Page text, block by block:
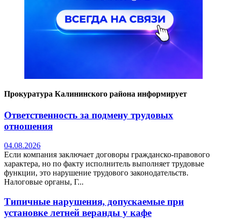
Прокуратура Калининского района информирует
Ответственность за подмену трудовых
отношения
04.08.2026
Если компания заключает договоры гражданско-правового
характера, но по факту исполнитель выполняет трудовые
функции, это нарушение трудового законодательств.
Налоговые органы, Г...
Типичные нарушения, допускаемые при
установке летней веранды у кафе